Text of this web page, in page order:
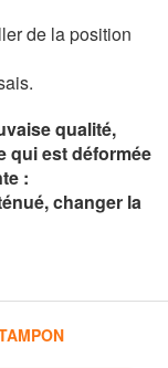
de la position
qualité,
qui est déformée
:
changer la